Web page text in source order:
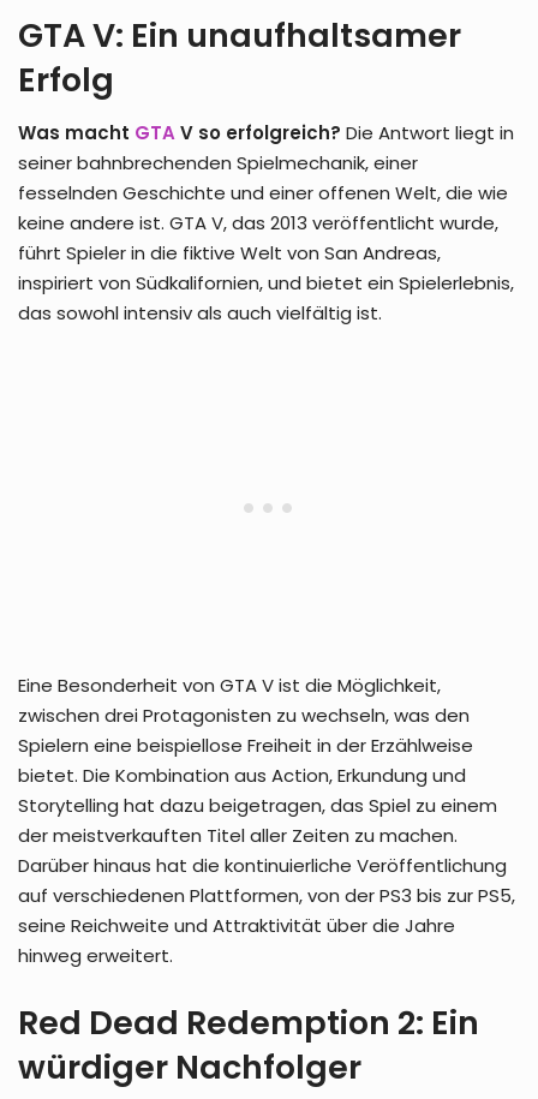
GTA V: Ein unaufhaltsamer
Erfolg
Was macht GTAV so erfolgreich? Die Antwort liegt in
seiner bahnbrechenden Spielmechanik, einer
fesselnden Geschichte und einer offenen Welt, die wie
keine andere ist. GTA V, das 2013 veröffentlicht wurde,
führt Spieler in die fiktive Welt von San Andreas,
inspiriert von Südkalifornien, und bietet ein Spielerlebnis,
das sowohl intensiv als auch vielfältig ist.
Eine Besonderheit von GTA V ist die Möglichkeit,
zwischen drei Protagonisten zu wechseln, was den
Spielern eine beispiellose Freiheit in der Erzählweise
bietet. Die Kombination aus Action, Erkundung und
Storytelling hat dazu beigetragen, das Spiel zu einem
der meistverkauften Titel aller Zeiten zu machen.
Darüber hinaus hat die kontinuierliche Veröffentlichung
auf verschiedenen Plattformen, von der PS3 bis zur PS5,
seine Reichweite und Attraktivität über die Jahre
hinweg erweitert.
Red Dead Redemption 2: Ein
würdiger Nachfolger